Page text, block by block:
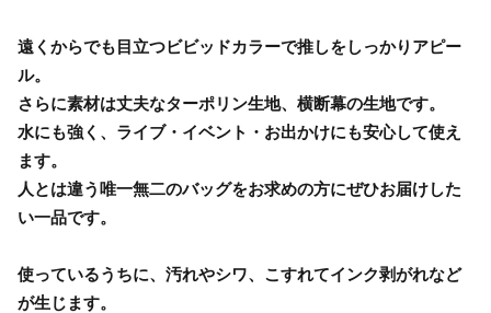
遠くからでも目立つビビッドカラーで推しをしっかりアピー
ル。
さらに素材は丈夫なターポリン生地、横断幕の生地です。
水にも強く、ライブ・イベント・お出かけにも安心して使え
ます。
人とは違う唯一無二のバッグをお求めの方にぜひお届けした
い一品です。
使っているうちに、汚れやシワ、こすれてインク剥がれなど
が生じます。